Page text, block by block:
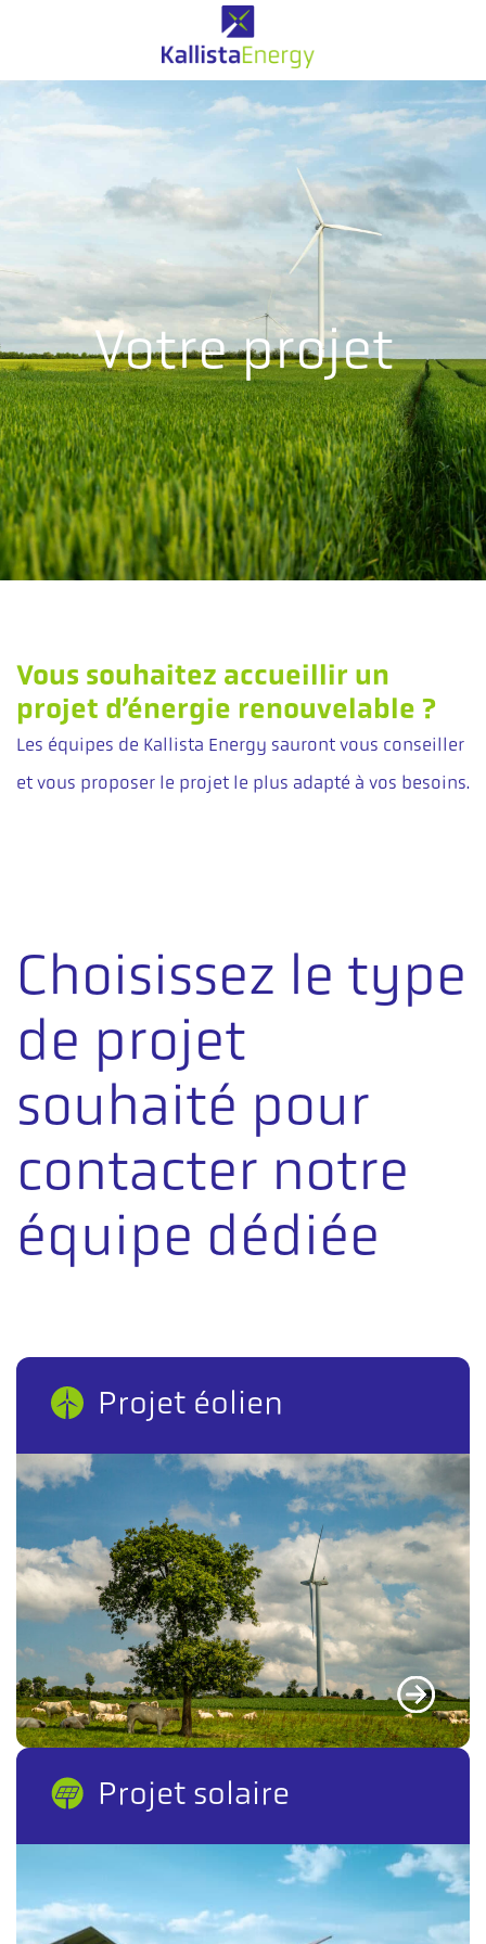
Votre projet
Vous souhaitez accueillir un
projet d’énergie renouvelable ?
Les équipes de Kallista Energy sauront vous conseiller
et vous proposer le projet le plus adapté à vos besoins.
Choisissez le type
de projet
souhaité pour
contacter notre
équipe dédiée
Projet éolien
Projet solaire